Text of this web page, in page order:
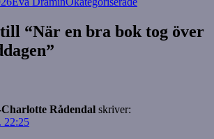
“När en bra bok tog över
Rådendal skriver:
22:25